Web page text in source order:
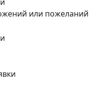
или пожеланий